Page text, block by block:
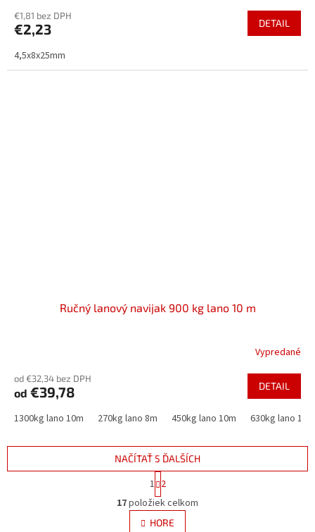
€1,81 bez DPH
€2,23 DETAIL
4,5x8x25mm
Ručný lanový navijak 900 kg lano 10 m
Vypredané
od €32,34 bez DPH
od €39,78 DETAIL
1300kg lano 10m 270kg lano 8m 450kg lano 10m 630kg lano 10m
O
v
l
NAČÍTAŤ 5 ĎALŠÍCH
t
r
á
n
1 2
17položiek celkom
HORE